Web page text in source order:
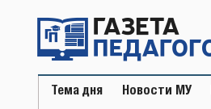
содержимому
Тема дня Новости МУ